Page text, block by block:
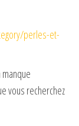
perles-et-
vous recherchez